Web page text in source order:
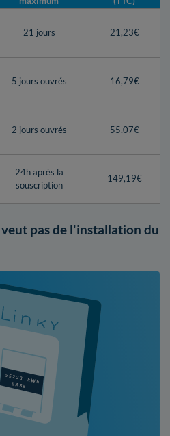
21 jours 21,23€
5 jours ouvrés 16,79€
2 jours ouvrés 55,07€
24h après la
souscription
149,19€
veut pas de l'installation du